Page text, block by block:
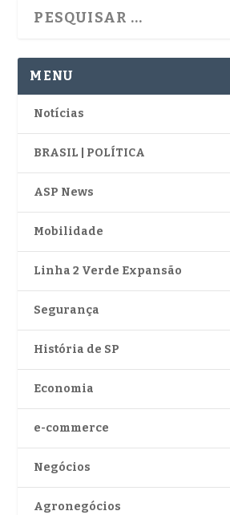
MENU
Notícias
BRASIL | POLÍTICA
ASP News
Mobilidade
Linha 2 Verde Expansão
Segurança
História de SP
Economia
e-commerce
Negócios
Agronegócios